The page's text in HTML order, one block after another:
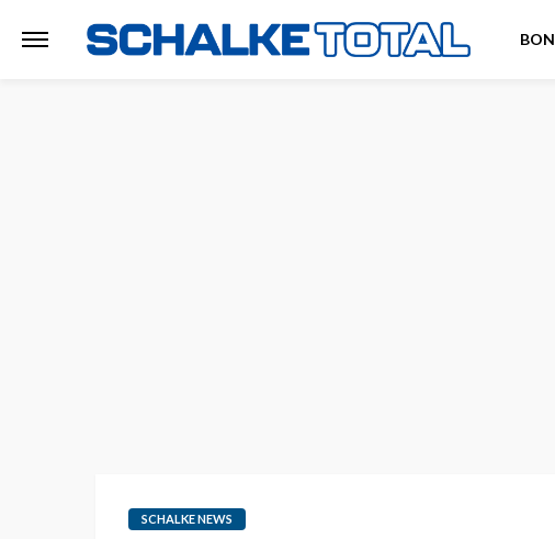
SCHALKE NEWS